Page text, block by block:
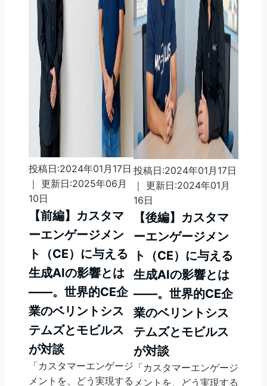
投稿日:2024年01月17日
｜ 更新日:2025年06月
10日
【前編】カスタマ
ーエンゲージメン
ト（CE）に与える
生成AIの影響とは
――。世界的CE企
業のベリントシス
テムズとモビルス
が対談
「カスタマーエンゲージ
メントを、どう実現する
投稿日:2024年01月17日
｜ 更新日:2024年01月
16日
【後編】カスタマ
ーエンゲージメン
ト（CE）に与える
生成AIの影響とは
――。世界的CE企
業のベリントシス
テムズとモビルス
が対談
「カスタマーエンゲージ
メントを、どう実現する